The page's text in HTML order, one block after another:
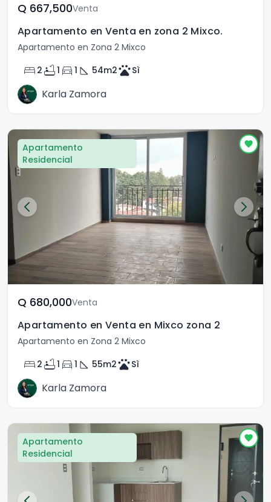
Q	667,500Venta
Apartamento en Venta en zona 2 Mixco.
Apartamento en Zona 2 Mixco
bed 2 bathtub1 directions_car 1 square_foot 54m2petsSì
Karla Zamora
Apartamento
Residencial
Q	680,000Venta
Apartamento en Venta en Mixco zona 2
Apartamento en Zona 2 Mixco
bed 2 bathtub1 directions_car 1 square_foot 55m2petsSì
Karla Zamora
Apartamento
Residencial